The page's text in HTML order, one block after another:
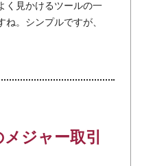
く見かけるツールの一
ね。シンプルですが、
ジャー取引